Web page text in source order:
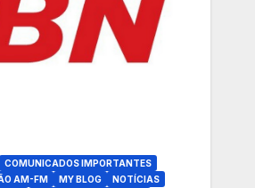
COMUNICADOS IMPORTANTES
AM-FM MY BLOG
NOTÍCIAS